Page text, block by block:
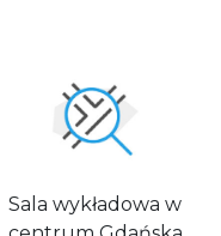
Sala wykładowa w